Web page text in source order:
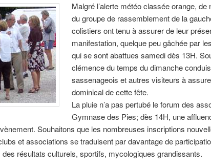
Malgré l’alerte météo classée orange, de
du groupe de rassemblement de la
colistiers ont tenu à assurer de leur
manifestation, quelque peu gâchée par
qui se sont abattues samedi dès 13H.
clémence du temps du dimanche
sassenageois et autres visiteurs à
dominical de cette fête.
La pluie n’a pas pertubé le forum des
Gymnase des Pies; dès 14H, une
Souhaitons que les nombreuses inscriptions
et associations se traduisent par davantage de
des résultats culturels, sportifs, mycologiques grandissants.